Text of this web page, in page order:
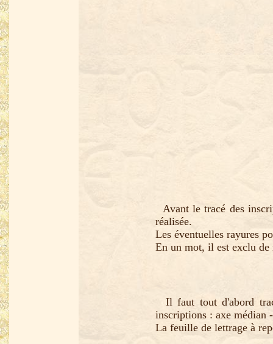
Avant le tracé des
réalisée.
Les éventuelles rayures
En un mot, il est exclu de
Il faut tout d'abord
inscriptions : axe médian
La feuille de lettrage à